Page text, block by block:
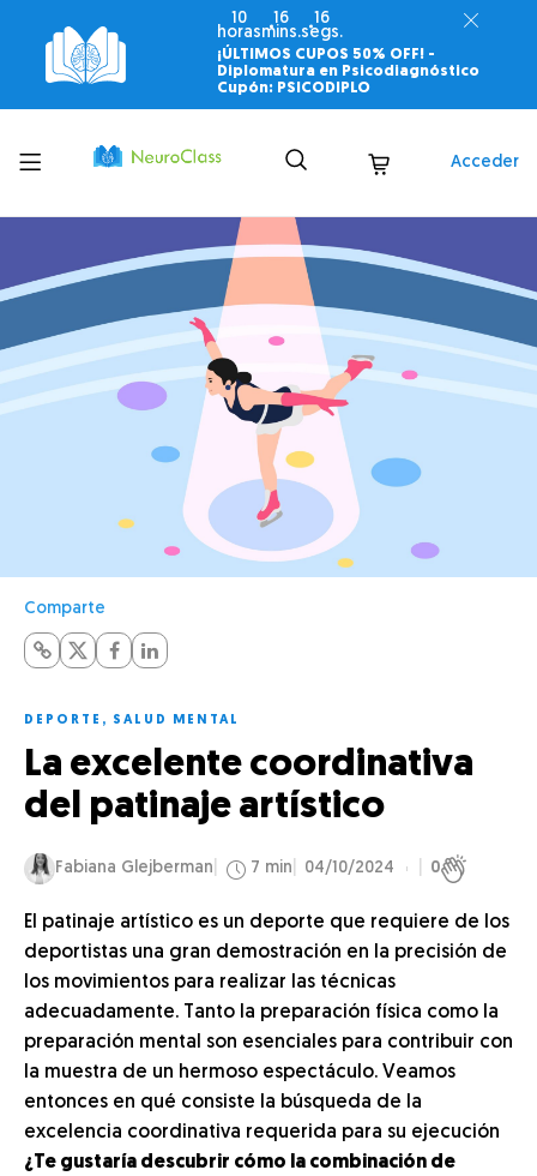
10
horas
16
mins.
15
segs.
¡ÚLTIMOS CUPOS 50% OFF! -
Diplomatura en Psicodiagnóstico
Cupón: PSICODIPLO
Toggle
menu
Acceder
Comparte
DEPORTE , SALUD MENTAL
La excelente coordinativa
del patinaje artístico
Fabiana Glejberman 7 min 04/10/2024 0
El patinaje artístico es un deporte que requiere de los
deportistas una gran demostración en la precisión de
los movimientos para realizar las técnicas
adecuadamente. Tanto la preparación física como la
preparación mental son esenciales para contribuir con
la muestra de un hermoso espectáculo. Veamos
entonces en qué consiste la búsqueda de la
excelencia coordinativa requerida para su ejecución
¿Te gustaría descubrir cómo la combinación de